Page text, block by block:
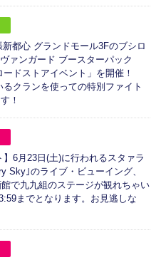
都心 グランドモール3Fのブシロ
ァンガード ブースターパック
ドストアイベント」を開催！
るクランを使っての特別ファイト
！
6月23日(土)に行われるスタァラ
Sky｣のライブ・ビューイング、
で九九組のステージが観れちゃい
までとなります。お見逃しな